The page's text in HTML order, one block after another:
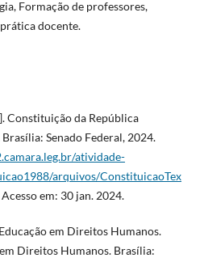
Formação de professores,
docente.
Constituição da República
Senado Federal, 2024.
atividade-
arquivos/ConstituicaoTex
em: 30 jan. 2024.
em Direitos Humanos.
Direitos Humanos. Brasília: